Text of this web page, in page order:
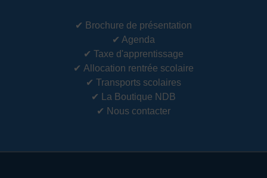
✔ Brochure de présentation
✔ Agenda
✔ Taxe d'apprentissage
✔ Allocation rentrée scolaire
✔ Transports scolaires
✔
La Boutique NDB
✔ Nous contacter